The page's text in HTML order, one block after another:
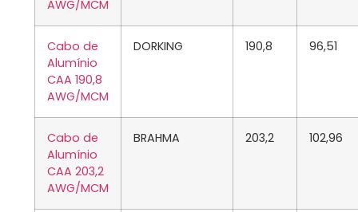
AWG/MCM
Cabo de
Alumínio
CAA 190,8
AWG/MCM
DORKING 190,8 96,51
Cabo de
Alumínio
CAA 203,2
AWG/MCM
BRAHMA 203,2 102,96